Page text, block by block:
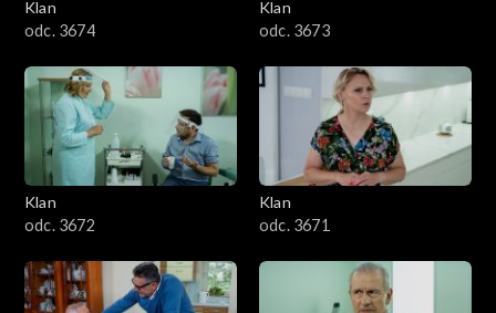
Klan
odc. 3674
Klan
odc. 3673
Klan
odc. 3672
Klan
odc. 3671